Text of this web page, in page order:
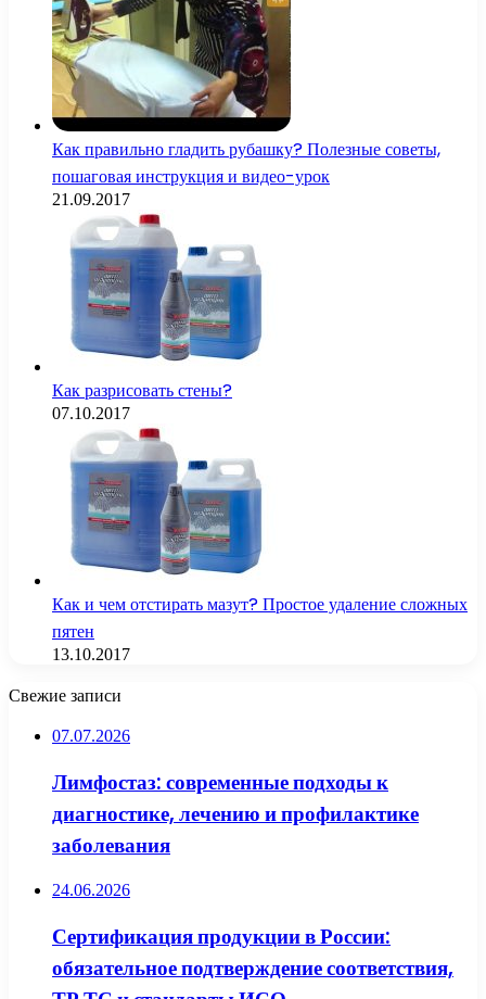
Как правильно гладить рубашку? Полезные советы,
пошаговая инструкция и видео-урок
21.09.2017
Как разрисовать стены?
07.10.2017
Как и чем отстирать мазут? Простое удаление сложных
пятен
13.10.2017
Свежие записи
07.07.2026
Лимфостаз: современные подходы к
диагностике, лечению и профилактике
заболевания
24.06.2026
Сертификация продукции в России:
обязательное подтверждение соответствия,